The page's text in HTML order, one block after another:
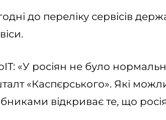
до переліку сервісів
«У росіян не було
«Каспєрського». Які
відкриває те, що